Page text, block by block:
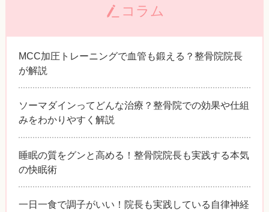
コラム
MCC加圧トレーニングで血管も鍛える？整骨院院長
が解説
ソーマダインってどんな治療？整骨院での効果や仕組
みをわかりやすく解説
睡眠の質をグンと高める！整骨院院長も実践する本気
の快眠術
一日一食で調子がいい！院長も実践している自律神経